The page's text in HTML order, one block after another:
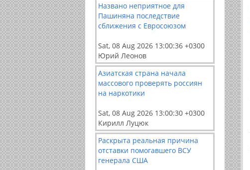
Названо неприятное для
Пашиняна последствие
сближения с Евросоюзом
Sat, 08 Aug 2026 13:00:36 +0300
Юрий Леонов
Азиатская страна начала
массового проверять россиян
на наркотики
Sat, 08 Aug 2026 13:00:30 +0300
Кирилл Луцюк
Раскрыта реальная причина
отставки помогавшего ВСУ
генерала США